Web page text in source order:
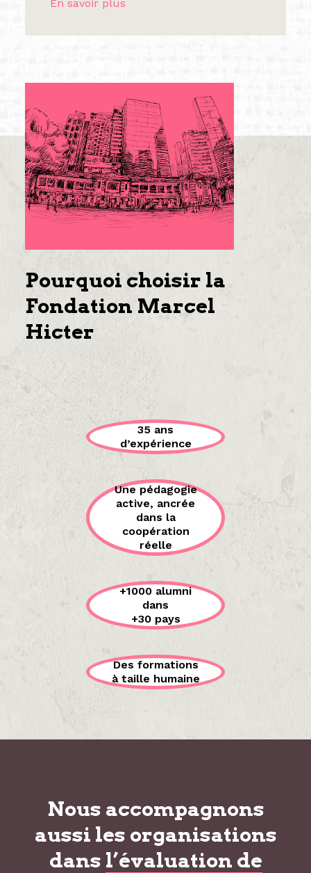
En savoir plus
Pourquoi choisir la
Fondation Marcel
Hicter
35 ans
d’expérience
Une pédagogie
active, ancrée
dans la
coopération
réelle
+1000 alumni
dans
+30 pays
Des formations
à taille humaine
Nous accompagnons
aussi les organisations
dans l’évaluation de